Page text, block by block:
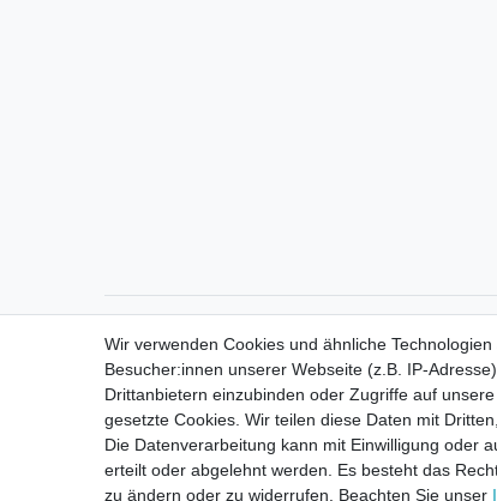
Wir verwenden Cookies und ähnliche
Besucher:innen unserer Webseite (z.B. IP-
Drittanbietern einzubinden oder Zugriffe auf
gesetzte Cookies. Wir teilen diese Daten mit
Die Datenverarbeitung kann mit Einwilligung oder
erteilt oder abgelehnt werden. Es besteht das
zu ändern oder zu widerrufen. Beachten Sie unser